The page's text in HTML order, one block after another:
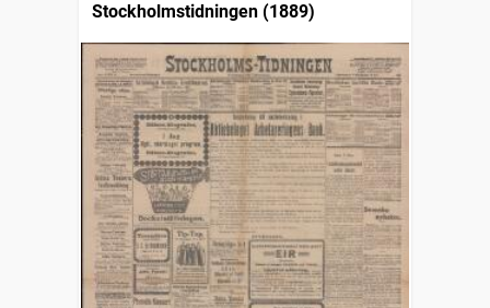
Stockholmstidningen (1889)